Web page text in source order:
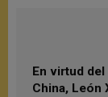
En virtud
China, León